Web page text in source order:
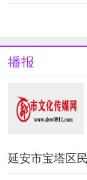
播报
延安市宝塔区